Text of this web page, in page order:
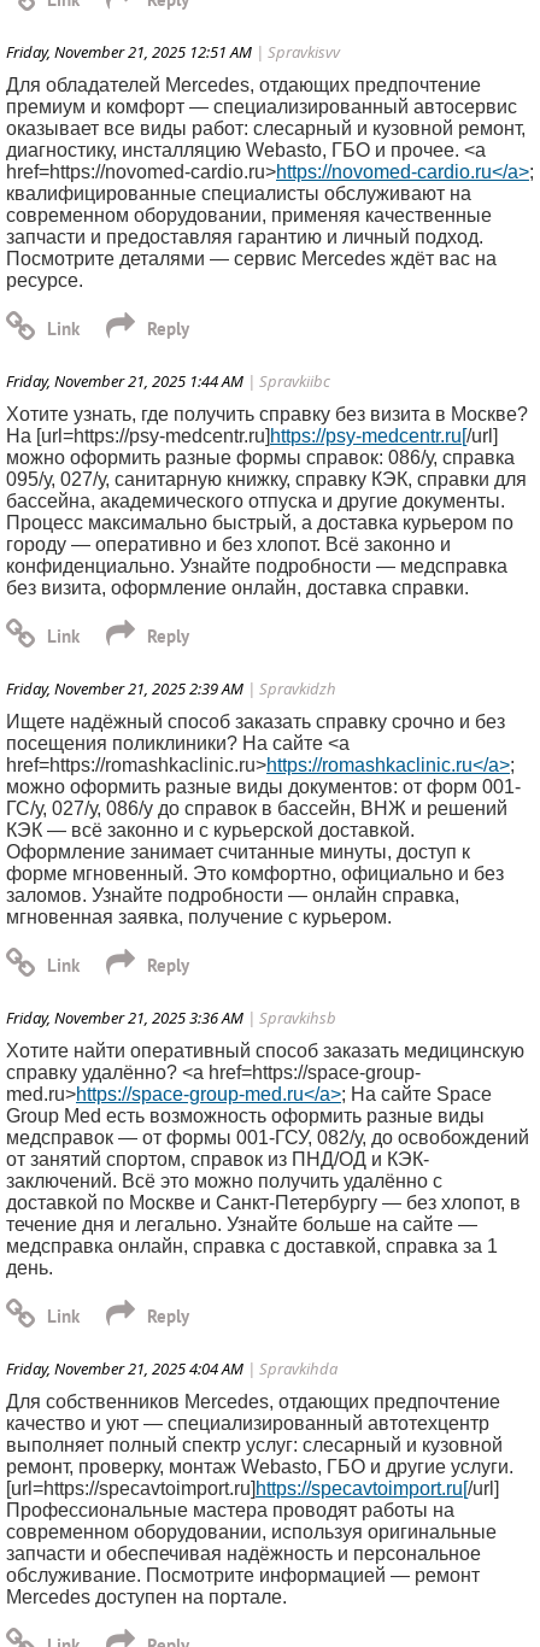
Friday, November 21, 2025 12:51 AM | Spravkisvv
Для обладателей Mercedes, отдающих предпочтение
премиум и комфорт — специализированный автосервис
оказывает все виды работ: слесарный и кузовной ремонт,
диагностику, инсталляцию Webasto, ГБО и прочее. <a
href=https://novomed-cardio.ru>https://novomed-cardio.ru</a>;
квалифицированные специалисты обслуживают на
современном оборудовании, применяя качественные
запчасти и предоставляя гарантию и личный подход.
Посмотрите деталями — сервис Mercedes ждёт вас на
ресурсе.
Friday, November 21, 2025 1:44 AM | Spravkiibc
Хотите узнать, где получить справку без визита в Москве?
На [url=https://psy-medcentr.ru] https://psy-medcentr.ru[/url]
можно оформить разные формы справок: 086/у, справка
095/у, 027/у, санитарную книжку, справку КЭК, справки для
бассейна, академического отпуска и другие документы.
Процесс максимально быстрый, а доставка курьером по
городу — оперативно и без хлопот. Всё законно и
конфиденциально. Узнайте подробности — медсправка
без визита, оформление онлайн, доставка справки.
Friday, November 21, 2025 2:39 AM | Spravkidzh
Ищете надёжный способ заказать справку срочно и без
посещения поликлиники? На сайте <a
href=https://romashkaclinic.ru>https://romashkaclinic.ru</a>;
можно оформить разные виды документов: от форм 001-
ГС/у, 027/у, 086/у до справок в бассейн, ВНЖ и решений
КЭК — всё законно и с курьерской доставкой.
Оформление занимает считанные минуты, доступ к
форме мгновенный. Это комфортно, официально и без
заломов. Узнайте подробности — онлайн справка,
мгновенная заявка, получение с курьером.
Friday, November 21, 2025 3:36 AM | Spravkihsb
Хотите найти оперативный способ заказать медицинскую
справку удалённо? <a href=https://space-group-
med.ru>https://space-group-med.ru</a>; На сайте Space
Group Med есть возможность оформить разные виды
медсправок — от формы 001-ГСУ, 082/у, до освобождений
от занятий спортом, справок из ПНД/ОД и КЭК-
заключений. Всё это можно получить удалённо с
доставкой по Москве и Санкт-Петербургу — без хлопот, в
течение дня и легально. Узнайте больше на сайте —
медсправка онлайн, справка с доставкой, справка за 1
день.
Friday, November 21, 2025 4:04 AM | Spravkihda
Для собственников Mercedes, отдающих предпочтение
качество и уют — специализированный автотехцентр
выполняет полный спектр услуг: слесарный и кузовной
ремонт, проверку, монтаж Webasto, ГБО и другие услуги.
[url=https://specavtoimport.ru] https://specavtoimport.ru[/url]
Профессиональные мастера проводят работы на
современном оборудовании, используя оригинальные
запчасти и обеспечивая надёжность и персональное
обслуживание. Посмотрите информацией — ремонт
Mercedes доступен на портале.